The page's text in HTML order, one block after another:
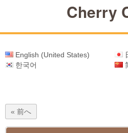
Cherry
English (United States)
한국어
« 前へ